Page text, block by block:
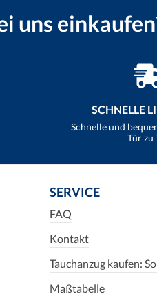
uns
SCHNELLE
Schnelle und
Tür zu
SERVICE
FAQ
Kontakt
Tauchanzug kaufen:
Maßtabelle